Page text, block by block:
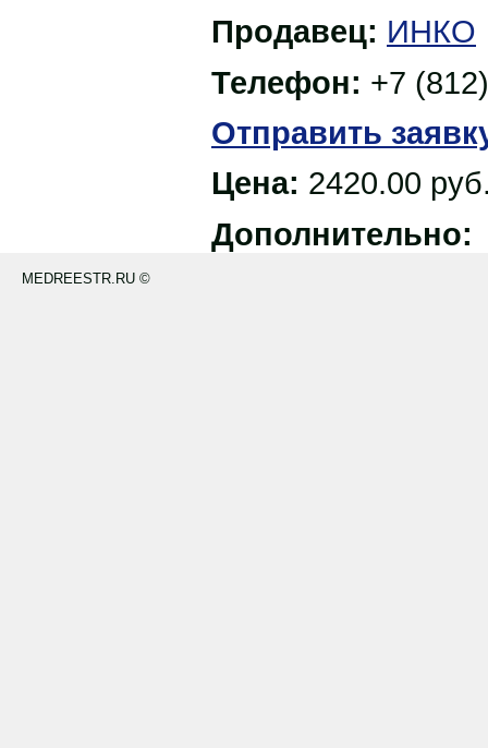
Продавец: ИНКО
Телефон: +7
Отправить
Цена: 2420.00
Дополнительно:
MEDREESTR.RU ©